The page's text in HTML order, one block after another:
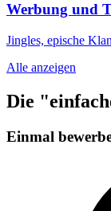
Werbung und
Jingles, epische
Alle anzeigen
Die
Einmal